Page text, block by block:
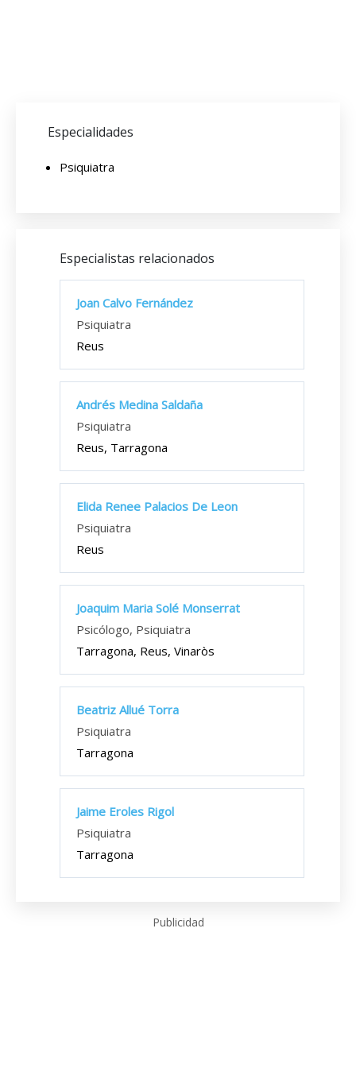
Especialidades
Psiquiatra
Especialistas relacionados
Joan Calvo Fernández
Psiquiatra
Reus
Andrés Medina Saldaña
Psiquiatra
Reus, Tarragona
Elida Renee Palacios De Leon
Psiquiatra
Reus
Joaquim Maria Solé Monserrat
Psicólogo, Psiquiatra
Tarragona, Reus, Vinaròs
Beatriz Allué Torra
Psiquiatra
Tarragona
Jaime Eroles Rigol
Psiquiatra
Tarragona
Publicidad